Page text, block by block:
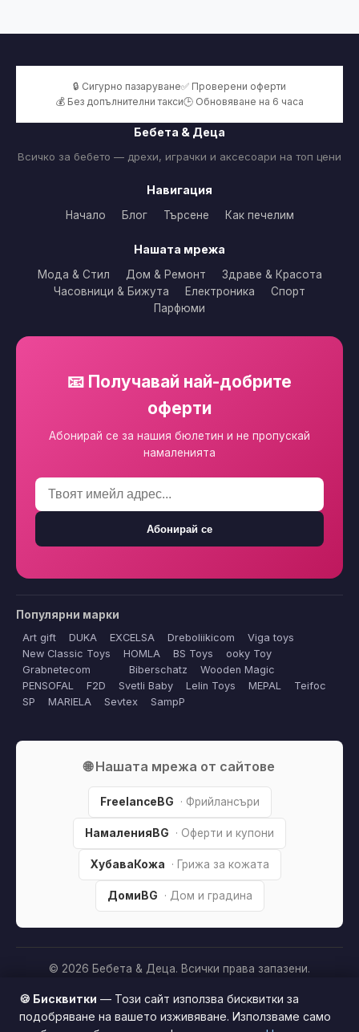
🔒 Сигурно пазаруване✅ Проверени оферти
💰 Без допълнителни такси🕒 Обновяване на 6 часа
Бебета & Деца
Всичко за бебето — дрехи, играчки и аксесоари на топ цени
Навигация
Начало Блог Търсене Как печелим
Нашата мрежа
Мода & Стил Дом & Ремонт
Здраве & Красота
Часовници & Бижута
Електроника
Спорт
Парфюми
📧 Получавай най-добрите
оферти
Абонирай се за нашия бюлетин и не пропускай
намаленията
Абонирай се
Популярни марки
Art gift DUKA EXCELSA Dreboliikicom
Viga toys
New Classic Toys
HOMLA BS Toys
ooky Toy
Grabnetecom
Biberschatz
Wooden Magic
PENSOFAL
F2D Svetli Baby Lelin Toys MEPAL
Teifoc
SP
MARIELA Sevtex SampP
🌐 Нашата мрежа от сайтове
FreelanceBG · Фрийлансъри
НамаленияBG · Оферти и купони
ХубаваКожа · Грижа за кожата
ДомиBG · Дом и градина
© 2026 Бебета & Деца. Всички права запазени.
Партньорско разкриване:
Този сайт е независим и
съдържа партньорски (affiliate) линкове. Когато купите
продукт през тях, може да получим малка комисиона от
🍪 Бисквитки — Този сайт използва бисквитки за
подобряване на вашето изживяване. Използваме само